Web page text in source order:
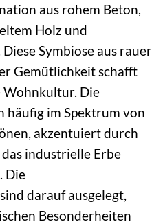
aus rohem Beton,
Holz und
Symbiose aus rauer
Gemütlichkeit schafft
Wohnkultur. Die
häufig im Spektrum von
akzentuiert durch
industrielle Erbe
Die
darauf ausgelegt,
Besonderheiten